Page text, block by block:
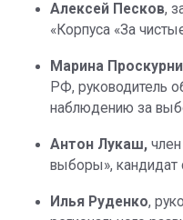
Алексей Песков,
«Корпуса «За
Марина
РФ, руководитель
наблюдению за
Антон Лукаш,
выборы», кандидат
Илья Руденко,